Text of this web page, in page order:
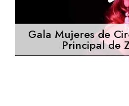
Gala Mujeres de
Principal de